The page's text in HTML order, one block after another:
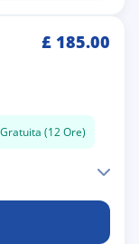
£ 185.00
(12 Ore)